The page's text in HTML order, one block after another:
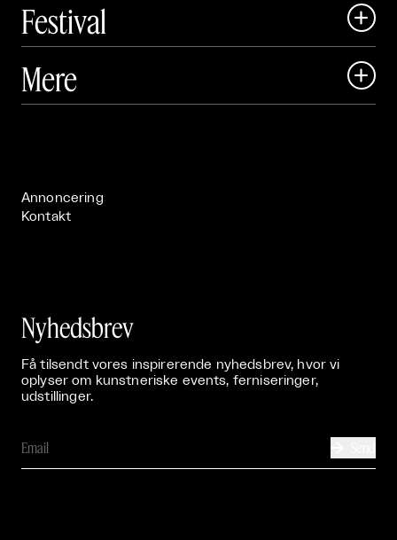
Festival

 Art Matter Festival
Mere 
Annoncering
Kontakt
Nyhedsbrev
Få tilsendt vores inspirerende nyhedsbrev, hvor vi
oplyser om kunstneriske events, ferniseringer,
udstillinger.